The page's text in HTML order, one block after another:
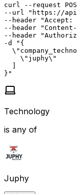
curl --request
--url "https://
--header
--header
--header
-d "{
    \"juphy\"
  ]
}"
Technology
is any of
Juphy